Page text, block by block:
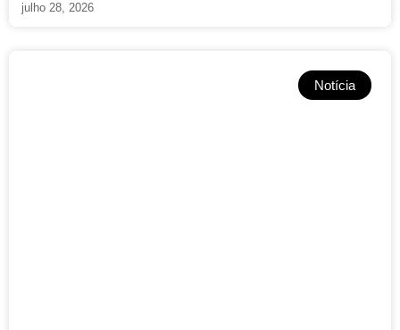
julho 28, 2026
Notícia